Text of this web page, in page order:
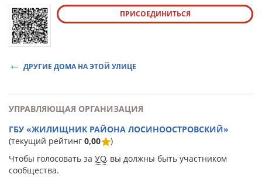
ПРИСОЕДИНИТЬСЯ
ДРУГИЕ ДОМА НА ЭТОЙ УЛИЦЕ
УПРАВЛЯЮЩАЯ ОРГАНИЗАЦИЯ
ГБУ «ЖИЛИЩНИК РАЙОНА ЛОСИНООСТРОВСКИЙ»
(текущий рейтинг 0,00
)
Чтобы голосовать за УО, вы должны быть участником
сообщества.